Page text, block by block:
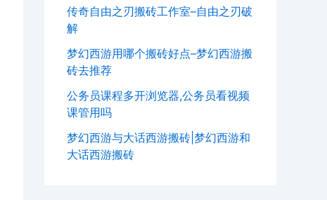
传奇自由之刃搬砖工作室–自由之刃破
解
梦幻西游用哪个搬砖好点–梦幻西游搬
砖去推荐
公务员课程多开浏览器,公务员看视频
课管用吗
梦幻西游与大话西游搬砖|梦幻西游和
大话西游搬砖